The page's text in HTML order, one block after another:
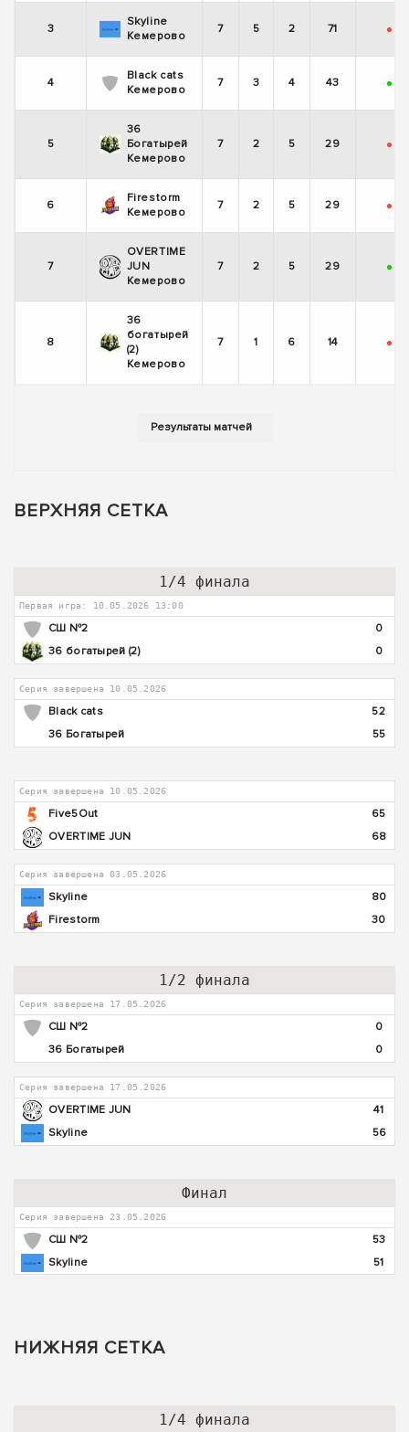
3
Skyline
Кемерово
7 5 2 71 -
4
Black cats
Кемерово
7 3 4 43 +
5
36
Богатырей
Кемерово
7 2 5 29 -
6
Firestorm
Кемерово
7 2 5 29 -
7
OVERTIME
JUN
Кемерово
7 2 5 29 +
8
36
богатырей
(2)
Кемерово
7 1 6 14 -
ВЕРХНЯЯ СЕТКА
1/4 финала
Первая игра: 10.05.2026 13:00
СШ №2
0
36 богатырей (2)
0
Серия завершена 10.05.2026
Black cats
52
36 Богатырей
55
Серия завершена 10.05.2026
Five5Out
65
OVERTIME JUN
68
Серия завершена 03.05.2026
Skyline
80
Firestorm
30
1/2 финала
Серия завершена 17.05.2026
СШ №2
0
36 Богатырей
0
Серия завершена 17.05.2026
OVERTIME JUN
41
Skyline
56
Финал
Серия завершена 23.05.2026
СШ №2
53
Skyline
51
НИЖНЯЯ СЕТКА
1/4 финала